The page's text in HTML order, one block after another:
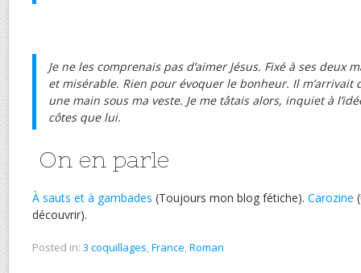
Je ne les comprenais pas d’aimer Jésus. Fixé à ses deux
et misérable. Rien pour évoquer le bonheur. Il m’arrivait
une main sous ma veste. Je me tâtais alors, inquiet à
côtes que lui.
On en parle
À sauts et à gambades (Toujours mon blog fétiche). Carozine
découvrir).
Posted in: 3 coquillages,France,Roman